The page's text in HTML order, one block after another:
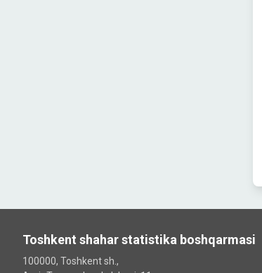
Toshkent shahar statistika boshqarmasi
100000, Toshkent sh.,